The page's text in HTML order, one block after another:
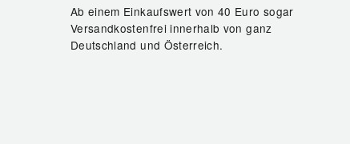
Ab einem Einkaufswert von 40 Euro sogar
Versandkostenfrei innerhalb von ganz
Deutschland und Österreich.